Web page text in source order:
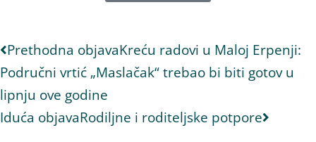
Prethodna objavaKreću radovi u Maloj Erpenji:
Područni vrtić „Maslačak“ trebao bi biti gotov u
lipnju ove godine
Iduća objavaRodiljne i roditeljske potpore